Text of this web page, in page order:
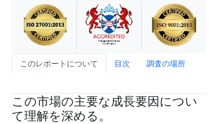
このレポートについて 目次
調査の場所
この市場の主要な成長要因につい
て理解を深める。